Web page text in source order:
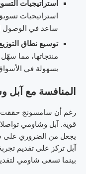
استراتيجيات
استراتيجيات
ساعد في الوصول
توسيع نطاق
منتجاتها، مما
بسهولة في
المنافسة مع آبل
رغم أن سامسونج حققت
قوية. آبل وشاومي
يجعل من الضروري على
بينما تسعى شاومي